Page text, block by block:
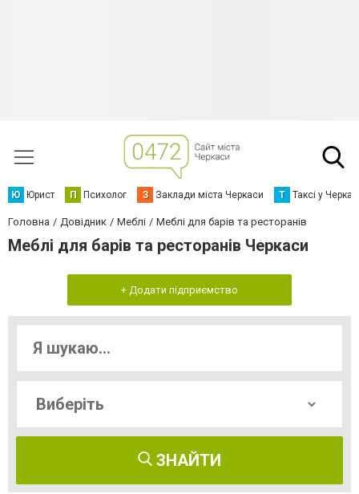
Ю Юрист П Психолог З Заклади міста Черкаси Т Таксі у
Головна Довідник Меблі Меблі для барів та ресторанів
Меблі для барів та ресторанів Черкаси
+ Додати підприємство
ЗНАЙТИ